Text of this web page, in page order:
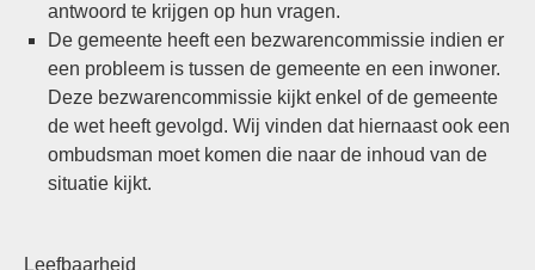
antwoord te krijgen op hun vragen.
De gemeente heeft een bezwarencommissie indien er
een probleem is tussen de gemeente en een inwoner.
Deze bezwarencommissie kijkt enkel of de gemeente
de wet heeft gevolgd. Wij vinden dat hiernaast ook een
ombudsman moet komen die naar de inhoud van de
situatie kijkt.
Leefbaarheid